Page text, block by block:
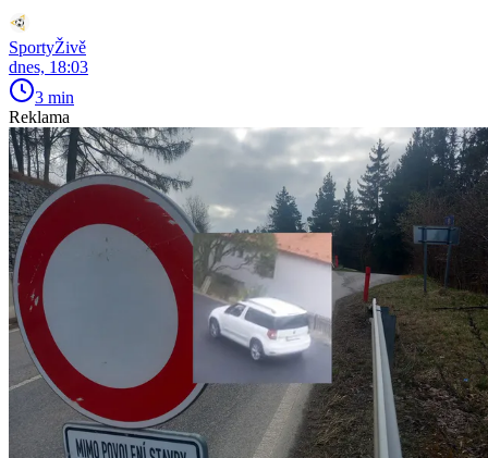
SportyŽivě
dnes, 18:03
3 min
Reklama